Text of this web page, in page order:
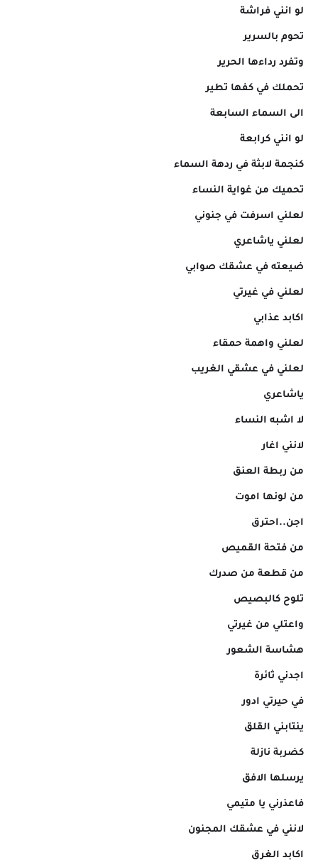
لو انني فراشة
تحوم بالسرير
وتفرد رداءها الحرير
تحملك في كفها تطير
الى السماء السابعة
لو انني كرابعة
كنجمة لابثة في ردهة السماء
تحميك من غواية النساء
لعلني اسرفت في جنوني
لعلني ياشاعري
ضيعته في عشقك صوابي
لعلني في غيرتي
اكابد عذابي
لعلني واهمة حمقاء
لعلني في عشقي الغريب
ياشاعري
لا اشبه النساء
لانني اغار
من ربطة العنق
من لونها اموت
اجن..احترق
من فتحة القميص
من قطعة من صدرك
تلوح كالبصيص
واعتلي من غيرتي
هشاسة الشعور
اجدني ثائرة
في حيرتي ادور
ينتابني القلق
كضربة نازلة
يرسلها الافق
فاعذرني يا متيمي
لانني في عشقك المجنون
اكابد الغرق